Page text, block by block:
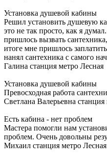
Установка душевой кабины
Решил установить душевую
это не так просто, как я
пришлось вызвать
итоге мне пришлось
нанял сантехника с самого
Галина станция метро Лесная
Установка душевой кабины
Превосходная работа
Светлана Валерьевна станция
Есть кабина - нет проблем
Мастера помогли нам
проблем. Очень довольны
Михаил станция метро Лесная